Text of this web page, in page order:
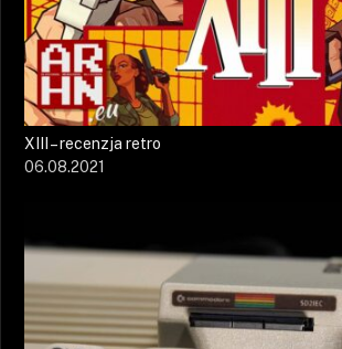
XIII – recenzja retro
06.08.2021